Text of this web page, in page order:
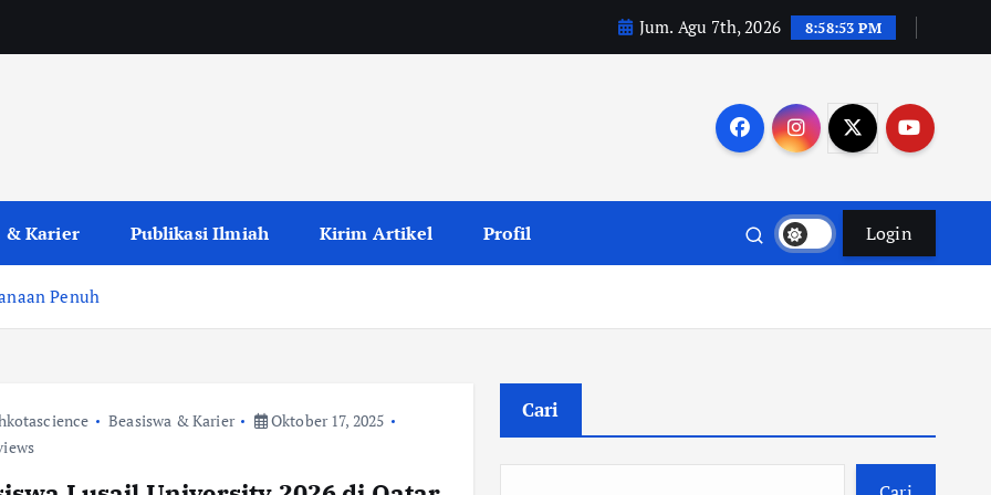
Jum. Agu 7th, 2026 8:58:53 PM
& Karier Publikasi Ilmiah Kirim Artikel Profil Login
Penuh
Beasiswa & Karier
Oktober 17, 2025
Cari